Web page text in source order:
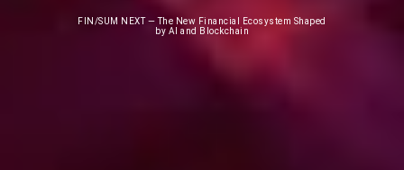
FIN/SUM NEXT — The New Financial Ecosystem Shaped
by AI and Blockchain